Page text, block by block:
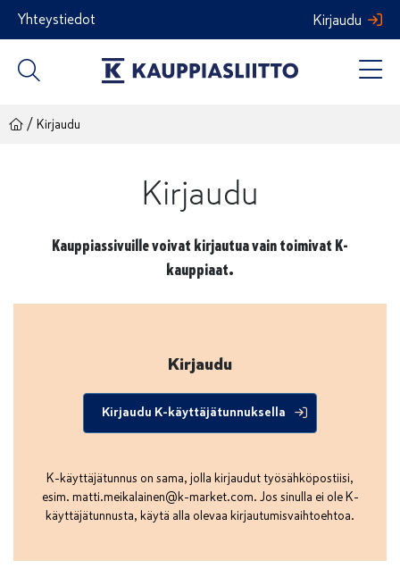
Siirry
sisältöön
Yhteystiedot Kirjaudu
/ Kirjaudu
Kirjaudu
Kauppiassivuille voivat kirjautua vain toimivat K-
kauppiaat.
Kirjaudu
Kirjaudu K-käyttäjätunnuksella
K-käyttäjätunnus on sama, jolla kirjaudut työsähköpostiisi,
esim. matti.meikalainen@k-market.com. Jos sinulla ei ole K-
käyttäjätunnusta, käytä alla olevaa kirjautumisvaihtoehtoa.